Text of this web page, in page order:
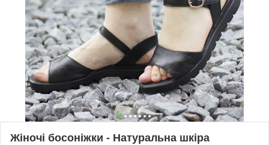
Жіночі босоніжки - Натуральна шкіра